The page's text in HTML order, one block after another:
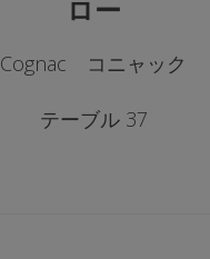
ロー
Cognac コニャック
テーブル 37